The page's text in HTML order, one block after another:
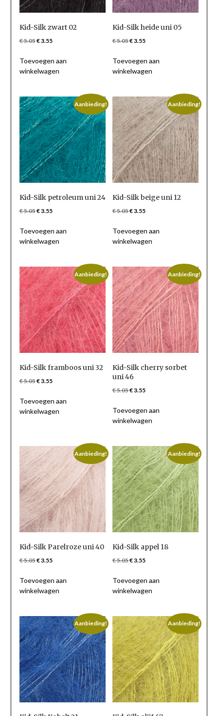
Kid-Silk zwart 02
€5.05Oorspronkelijke
was:
€ 5.05.
€3.55Huidige
is:
€ 3.55.
Toevoegen aan
winkelwagen
Kid-Silk heide uni 05
€5.05Oorspronkelijke
was:
€ 5.05.
€3.55Huidige
is:
€ 3.55.
Toevoegen aan
winkelwagen
Aanbieding!
Kid-Silk petroleum uni 24
€5.05Oorspronkelijke
was:
€ 5.05.
€3.55Huidige
is:
€ 3.55.
Toevoegen aan
winkelwagen
Aanbieding!
Kid-Silk beige uni 12
€5.05Oorspronkelijke
was:
€ 5.05.
€3.55Huidige
is:
€ 3.55.
Toevoegen aan
winkelwagen
Aanbieding!
Kid-Silk framboos uni 32
€5.05Oorspronkelijke
was:
€ 5.05.
€3.55Huidige
is:
€ 3.55.
Toevoegen aan
winkelwagen
Aanbieding!
Kid-Silk cherry sorbet
uni 46
€5.05Oorspronkelijke
was:
€ 5.05.
€3.55Huidige
is:
€ 3.55.
Toevoegen aan
winkelwagen
Aanbieding!
Kid-Silk Parelroze uni 40
€5.05Oorspronkelijke
was:
€ 5.05.
€3.55Huidige
is:
€ 3.55.
Toevoegen aan
winkelwagen
Aanbieding!
Kid-Silk appel 18
€5.05Oorspronkelijke
was:
€ 5.05.
€3.55Huidige
is:
€ 3.55.
Toevoegen aan
winkelwagen
Aanbieding! Aanbieding!